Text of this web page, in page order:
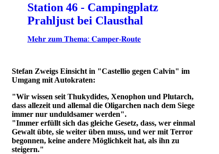
Station 46 - Campingplatz
Prahljust bei Clausthal
𝐌𝐞𝐡𝐫 𝐳𝐮𝐦 𝐓𝐡𝐞𝐦𝐚: 𝐂𝐚𝐦𝐩𝐞𝐫-𝐑𝐨𝐮𝐭𝐞
Stefan Zweigs Einsicht in "Castellio gegen Calvin" im
Umgang mit Autokraten:
"Wir wissen seit Thukydides, Xenophon und Plutarch,
dass allezeit und allemal die Oligarchen nach dem Siege
immer nur unduldsamer werden".
"Immer erfüllt sich das gleiche Gesetz, dass, wer einmal
Gewalt übte, sie weiter üben muss, und wer mit Terror
begonnen, keine andere Möglichkeit hat, als ihn zu
steigern."